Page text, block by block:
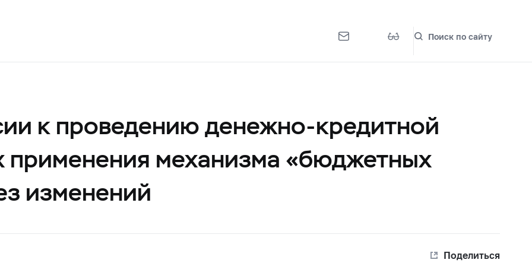
Поиск по сайту
к проведению денежно-кредитной
применения механизма «бюджетных
изменений
Поделиться